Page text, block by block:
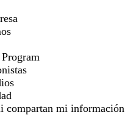
compartan mi información